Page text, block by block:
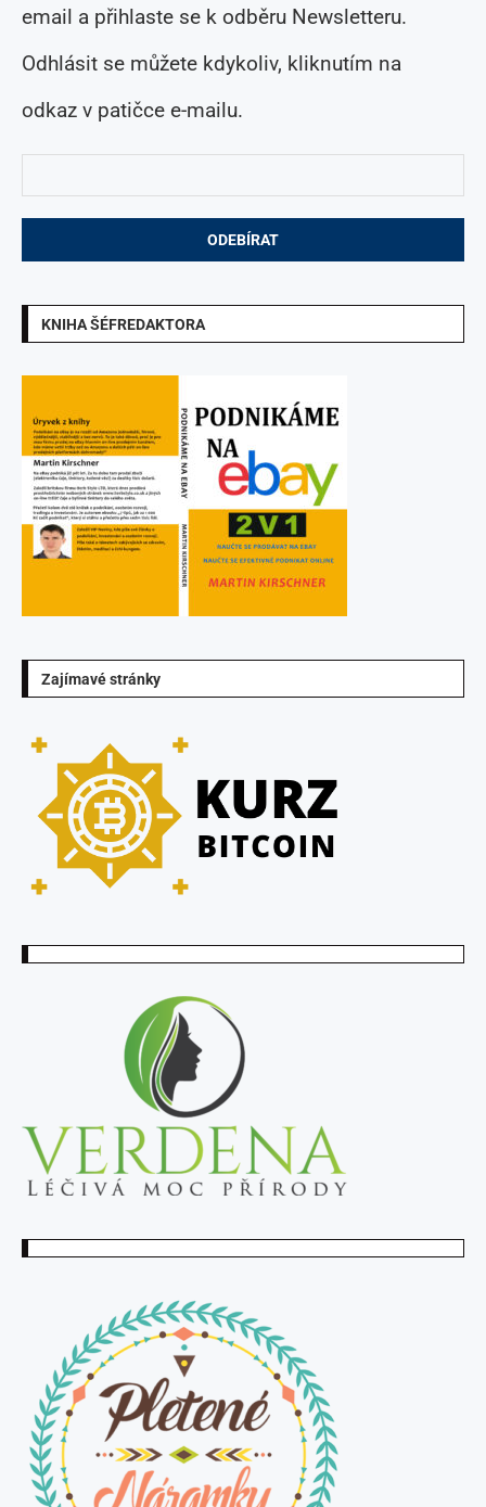
email a přihlaste se k odběru Newsletteru.
Odhlásit se můžete kdykoliv, kliknutím na
odkaz v patičce e-mailu.
KNIHA ŠÉFREDAKTORA
Zajímavé stránky